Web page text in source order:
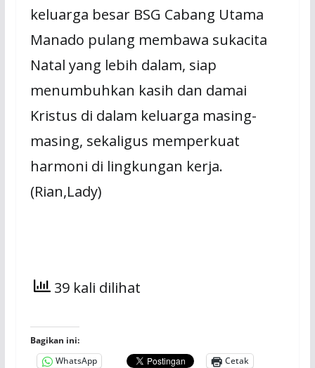
keluarga besar BSG Cabang Utama
Manado pulang membawa sukacita
Natal yang lebih dalam, siap
menumbuhkan kasih dan damai
Kristus di dalam keluarga masing-
masing, sekaligus memperkuat
harmoni di lingkungan kerja.
(Rian,Lady)
39 kali dilihat
Bagikan ini:
WhatsApp
Cetak